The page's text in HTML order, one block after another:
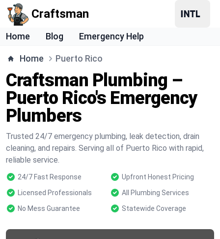
Craftsman
Home Blog Emergency Help
Home Puerto Rico
Craftsman Plumbing –
Puerto Rico's Emergency
Plumbers
Trusted 24/7 emergency plumbing, leak detection, drain
cleaning, and repairs. Serving all of Puerto Rico with rapid,
reliable service.
24/7 Fast Response
Upfront Honest Pricing
Licensed Professionals
All Plumbing Services
No Mess Guarantee
Statewide Coverage